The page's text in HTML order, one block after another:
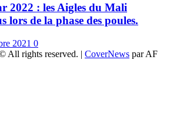
2022 : les Aigles du Mali
lors de la phase des poules.
2021 0
All rights reserved. | CoverNews par AF